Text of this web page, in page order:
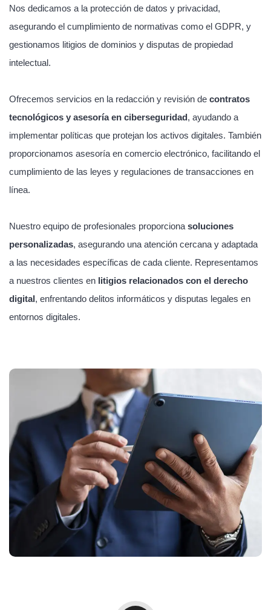
Nos dedicamos a la protección de datos y privacidad,
asegurando el cumplimiento de normativas como el GDPR, y
gestionamos litigios de dominios y disputas de propiedad
intelectual.
Ofrecemos servicios en la redacción y revisión de contratos
tecnológicos y asesoría en ciberseguridad, ayudando a
implementar políticas que protejan los activos digitales. También
proporcionamos asesoría en comercio electrónico, facilitando el
cumplimiento de las leyes y regulaciones de transacciones en
línea.
Nuestro equipo de profesionales proporciona soluciones
personalizadas, asegurando una atención cercana y adaptada
a las necesidades específicas de cada cliente. Representamos
a nuestros clientes en litigios relacionados con el derecho
digital, enfrentando delitos informáticos y disputas legales en
entornos digitales.